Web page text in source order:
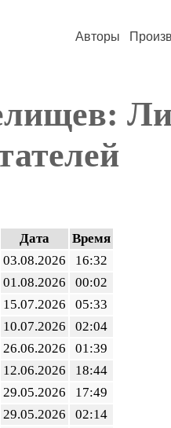
Авторы
Дата
Время
03.08.2026
16:32
01.08.2026
00:02
15.07.2026
05:33
10.07.2026
02:04
26.06.2026
01:39
12.06.2026
18:44
29.05.2026
17:49
29.05.2026
02:14